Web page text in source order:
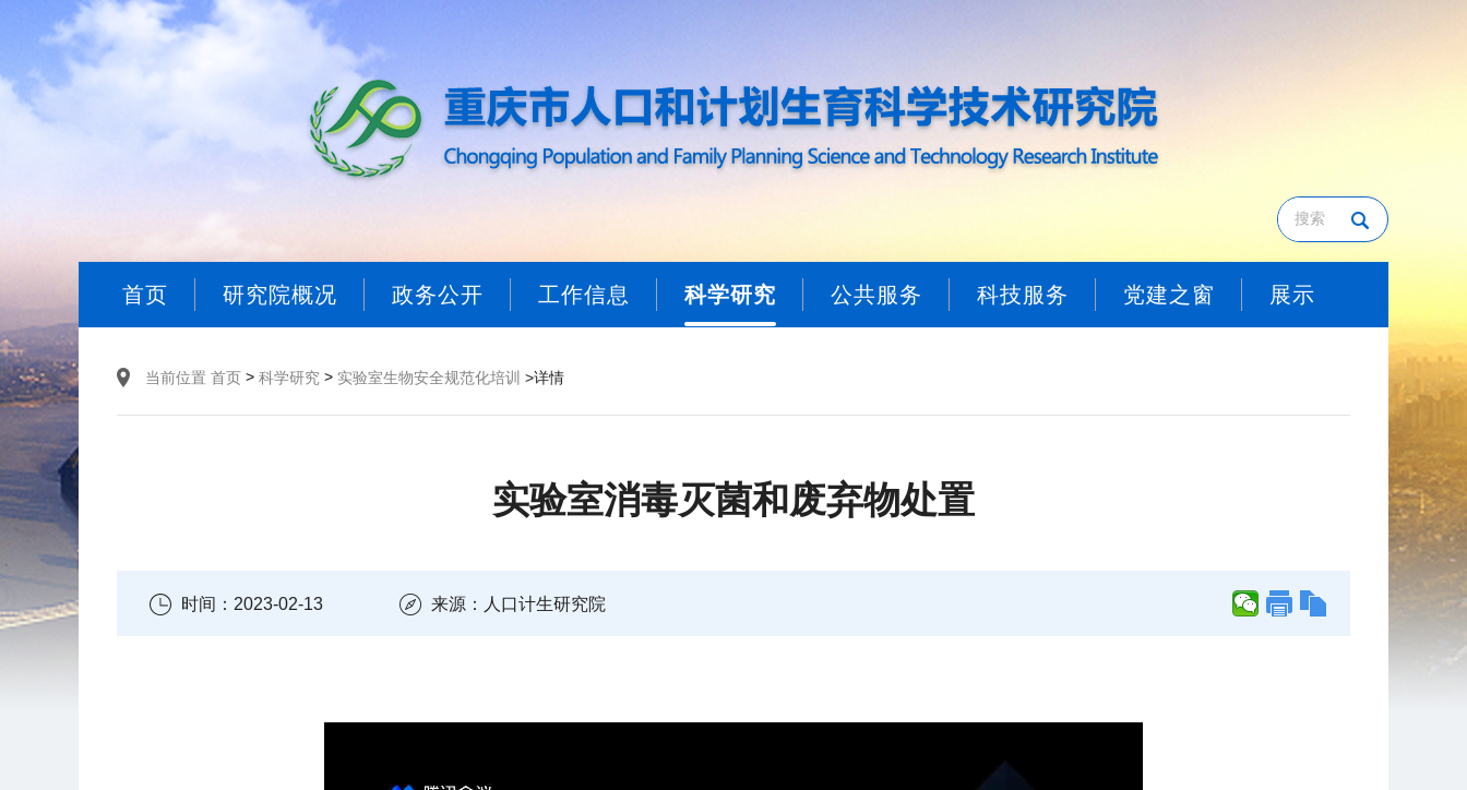
首页 研究院概况 政务公开 工作信息 科学研究 公共服务 科技服务 党建之窗 展示
当前位置 首页 > 科学研究 > 实验室生物安全规范化培训 >详情
实验室消毒灭菌和废弃物处置
时间：2023-02-13 来源：人口计生研究院